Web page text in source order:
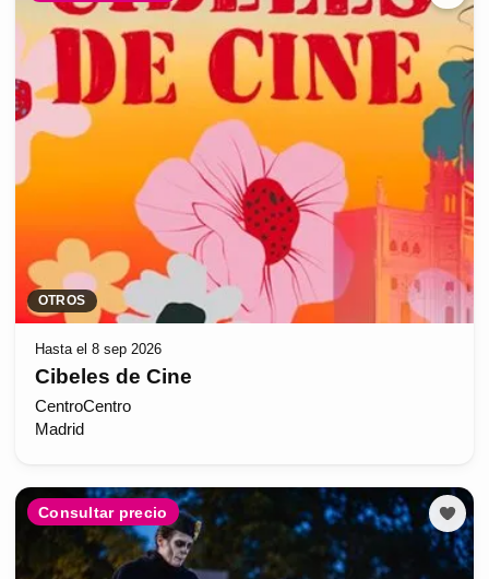
OTROS
Hasta el 8 sep 2026
Cibeles de Cine
CentroCentro
Madrid
Consultar precio